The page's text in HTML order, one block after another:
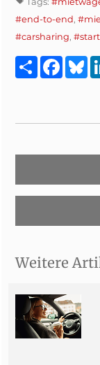
#end-to-end,
#carsharing,
Teilen
Weitere